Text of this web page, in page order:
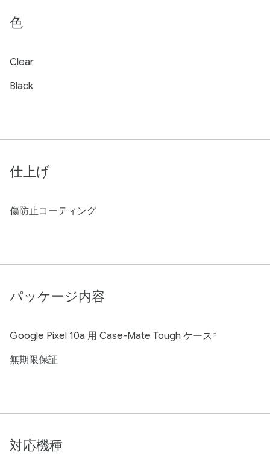
色
Clear
Black
仕上げ
傷防止コーティング
パッケージ内容
Google Pixel 10a 用 Case-Mate Tough ケース ‡
無期限保証
対応機種